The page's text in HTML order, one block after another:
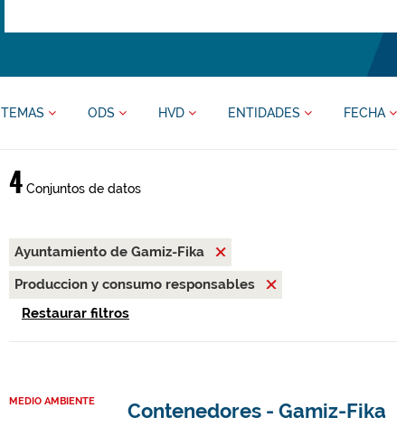
TEMAS ODS HVD ENTIDADES FECHA
4Conjuntos de datos
Ayuntamiento de Gamiz-Fika
Produccion y consumo responsables
Restaurar filtros
MEDIO AMBIENTE Contenedores - Gamiz-Fika